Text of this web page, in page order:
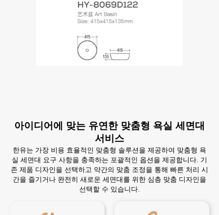
아이디어에 맞는 유연한 맞춤형 욕실 세면대
서비스
한유는 가장 비용 효율적인 맞춤형 솔루션을 제공하여 맞춤형 욕
실 세면대 요구 사항을 충족하는 포괄적인 옵션을 제공합니다. 기
존 제품 디자인을 선택하고 약간의 맞춤 조정을 통해 빠른 처리 시
간을 즐기거나 완전히 새로운 세면대를 위한 심층 맞춤 디자인을
선택할 수 있습니다.